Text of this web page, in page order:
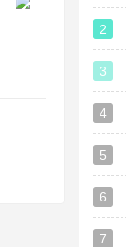
2
3
4
5
6
7